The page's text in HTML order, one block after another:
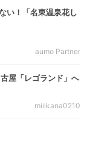
い！「名東温泉花し
aumo Partner
屋「レゴランド」へ
miiikana0210